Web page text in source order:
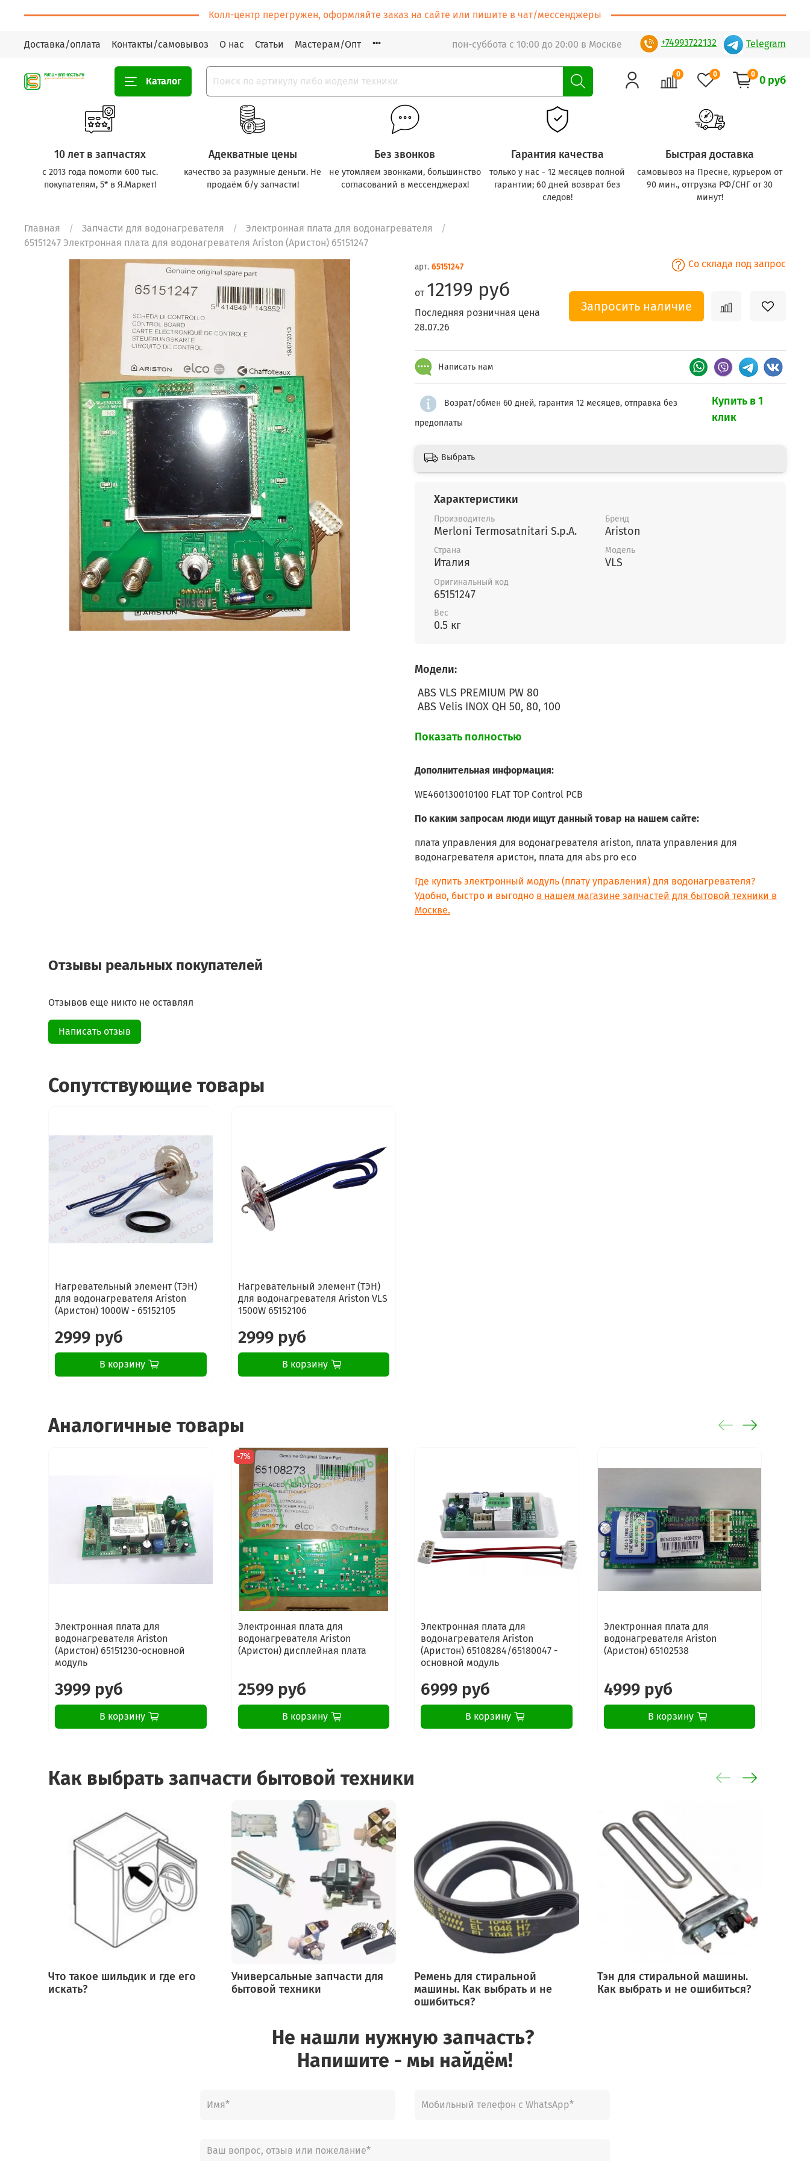
Колл-центр перегружен, оформляйте заказ на сайте или пишите в чат/мессенджеры
Доставка/оплата Контакты/самовывоз О нас Статьи Мастерам/Опт пон-суббота с 10:00 до 20:00 в Москве +74993722132 Telegram
Каталог
0 0 0 0 руб
10 лет в запчастях
с 2013 года помогли 600 тыс.
покупателям, 5* в Я.Маркет!
Адекватные цены
качество за разумные деньги. Не
продаём б/у запчасти!
Без звонков
не утомляем звонками, большинство
согласований в мессенджерах!
Гарантия качества
только у нас - 12 месяцев полной
гарантии; 60 дней возврат без
следов!
Быстрая доставка
самовывоз на Пресне, курьером от
90 мин., отгрузка РФ/СНГ от 30
минут!
Главная Запчасти для водонагревателя
Электронная плата для водонагревателя
65151247 Электронная плата для водонагревателя Ariston (Аристон) 65151247
арт. 65151247 Со склада под запрос
от 12199 руб
Последняя розничная цена
28.07.26
Запросить наличие
Написать нам
Возрат/обмен 60 дней, гарантия 12 месяцев, отправка без
предоплаты
Купить в 1
клик
Выбрать
Характеристики
Производитель
Merloni Termosatnitari S.p.A.
Бренд
Ariston
Страна
Италия
Модель
VLS
Оригинальный код
65151247
Вес
0.5 кг
Модели:
ABS VLS PREMIUM PW 80
ABS Velis INOX QH 50, 80, 100
Показать полностью
Дополнительная информация:
WE460130010100 FLAT TOP Control PCB
По каким запросам люди ищут данный товар на нашем сайте:
плата управления для водонагревателя ariston, плата управления для
водонагревателя аристон, плата для abs pro eco
Где купить электронный модуль (плату управления) для водонагревателя?
Удобно, быстро и выгодно в нашем магазине запчастей для бытовой техники в
Москве.
Отзывы реальных покупателей
Отзывов еще никто не оставлял
Написать отзыв
Сопутствующие товары
Нагревательный элемент (ТЭН)
для водонагревателя Ariston
(Аристон) 1000W - 65152105
2999 руб
В корзину
Нагревательный элемент (ТЭН)
для водонагревателя Ariston VLS
1500W 65152106
2999 руб
В корзину
Аналогичные товары
Электронная плата для
водонагревателя Ariston
(Аристон) 65151230-основной
модуль
3999 руб
В корзину
-7%
Электронная плата для
водонагревателя Ariston
(Аристон) дисплейная плата
2599 руб
В корзину
Электронная плата для
водонагревателя Ariston
(Аристон) 65108284/65180047 -
основной модуль
6999 руб
В корзину
Электронная плата для
водонагревателя Ariston
(Аристон) 65102538
4999 руб
В корзину
Как выбрать запчасти бытовой техники
Что такое шильдик и где его
искать?
Универсальные запчасти для
бытовой техники
Ремень для стиральной
машины. Как выбрать и не
ошибиться?
Тэн для стиральной машины.
Как выбрать и не ошибиться?
Не нашли нужную запчасть?
Напишите - мы найдём!